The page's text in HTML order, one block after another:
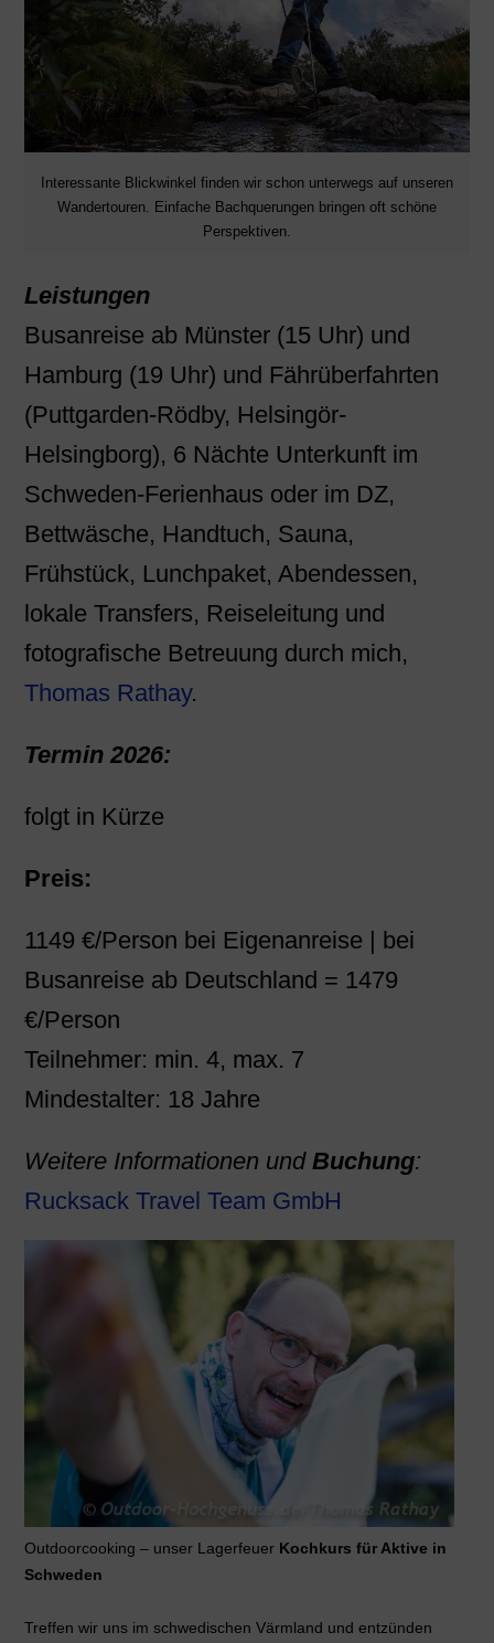
Interessante Blickwinkel finden wir schon unterwegs auf unseren
Wandertouren. Einfache Bachquerungen bringen oft schöne
Perspektiven.
Leistungen
Busanreise ab Münster (15 Uhr) und
Hamburg (19 Uhr) und Fährüberfahrten
(Puttgarden-Rödby, Helsingör-
Helsingborg), 6 Nächte Unterkunft im
Schweden-Ferienhaus oder im DZ,
Bettwäsche, Handtuch, Sauna,
Frühstück, Lunchpaket, Abendessen,
lokale Transfers, Reiseleitung und
fotografische Betreuung durch mich,
Thomas Rathay.
Termin 2026:
folgt in Kürze
Preis:
1149 €/Person bei Eigenanreise | bei
Busanreise ab Deutschland = 1479
€/Person
Teilnehmer: min. 4, max. 7
Mindestalter: 18 Jahre
Weitere Informationen und Buchung:
Rucksack Travel Team GmbH
Outdoorcooking – unser Lagerfeuer Kochkurs für Aktive in
Schweden
Treffen wir uns im schwedischen Värmland und entzünden